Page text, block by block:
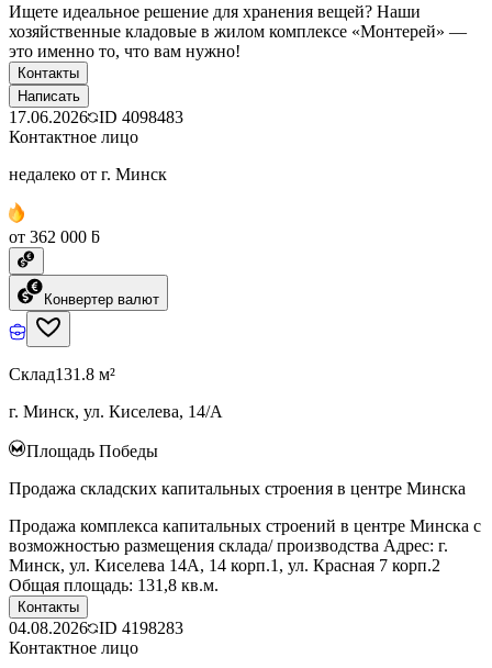
Ищете идеальное решение для хранения вещей? Наши
хозяйственные кладовые в жилом комплексе «Монтерей» —
это именно то, что вам нужно!
Контакты
Написать
17.06.2026 ID 4098483
Контактное лицо
недалеко от г. Минск
от 362 000 ƃ
Конвертер валют
Склад131.8 м²
г. Минск, ул. Киселева, 14/А
Площадь Победы
Продажа складских капитальных строения в центре Минска
Продажа комплекса капитальных строений в центре Минска с
возможностью размещения склада/ производства Адрес: г.
Минск, ул. Киселева 14А, 14 корп.1, ул. Красная 7 корп.2
Общая площадь: 131,8 кв.м.
Контакты
04.08.2026 ID 4198283
Контактное лицо